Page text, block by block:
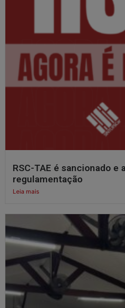
RSC-TAE é sancionado e
regulamentação
Leia mais